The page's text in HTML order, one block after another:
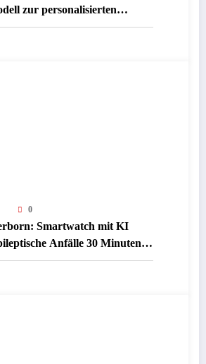
zur personalisierten
testet ambitionierte
0
Smartwatch mit KI
Anfälle 30 Minuten
für Arbeitsschutz und